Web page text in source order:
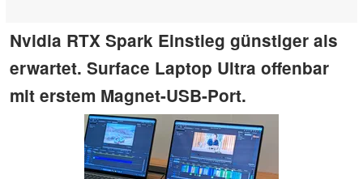
Nvidia RTX Spark Einstieg günstiger als
erwartet. Surface Laptop Ultra offenbar
mit erstem Magnet-USB-Port.